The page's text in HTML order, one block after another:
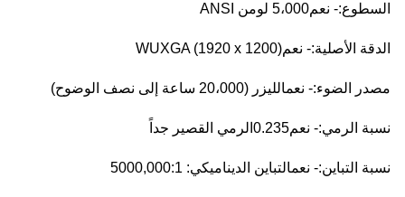
السطوع:- نعم5،000 لومن ANSI
الدقة الأصلية:- نعمWUXGA (1920 x 1200)
مصدر الضوء:- نعمالليزر (20،000 ساعة إلى نصف الوضوح)
نسبة الرمي:- نعم0.235الرمي القصير جداً
نسبة التباين:- نعمالتباين الديناميكي: 5000,000:1